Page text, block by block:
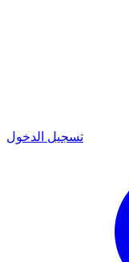
تسجيل الدخول